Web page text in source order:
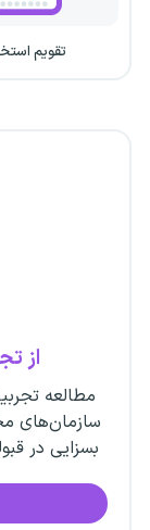
تقویم
از
مطالعه
سازمان‌های
بسزایی در